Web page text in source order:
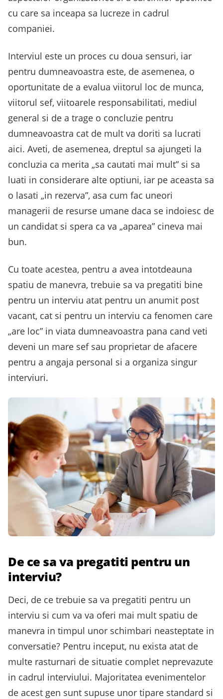
cu care sa inceapa sa lucreze in cadrul
companiei.
Interviul este un proces cu doua sensuri, iar
pentru dumneavoastra este, de asemenea, o
oportunitate de a evalua viitorul loc de munca,
viitorul sef, viitoarele responsabilitati, mediul
general si de a trage o concluzie pentru
dumneavoastra cat de mult va doriti sa lucrati
aici. Aveti, de asemenea, dreptul sa ajungeti la
concluzia ca merita „sa cautati mai mult” si sa
luati in considerare alte optiuni, iar pe aceasta sa
o lasati „in rezerva”, asa cum fac uneori
managerii de resurse umane daca se indoiesc de
un candidat si spera ca va „aparea” cineva mai
bun.
Cu toate acestea, pentru a avea intotdeauna
spatiu de manevra, trebuie sa va pregatiti bine
pentru un interviu atat pentru un anumit post
vacant, cat si pentru un interviu ca fenomen care
„are loc” in viata dumneavoastra pana cand veti
deveni un mare sef sau proprietar de afacere
pentru a angaja personal si a organiza singur
interviuri.
De ce sa va pregatiti pentru un
interviu?
Deci, de ce trebuie sa va pregatiti pentru un
interviu si cum va va oferi mai mult spatiu de
manevra in timpul unor schimbari neasteptate in
conversatie? Pentru inceput, nu exista atat de
multe rasturnari de situatie complet neprevazute
in cadrul interviului. Majoritatea evenimentelor
de acest gen sunt supuse unor tipare standard si